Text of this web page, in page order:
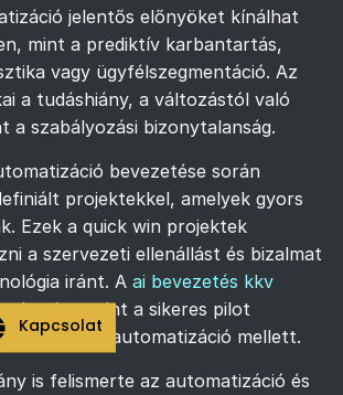
jelentős előnyöket kínálhat
mint a prediktív karbantartás,
vagy ügyfélszegmentáció. Az
a tudáshiány, a változástól való
a szabályozási bizonytalanság.
bevezetése során
projektekkel, amelyek gyors
Ezek a quick win projektek
a szervezeti ellenállást és bizalmat
iránt. A ai bevezetés kkv
szerint a sikeres pilot
érvek az automatizáció mellett.
is felismerte az automatizáció és
Kapcsolat